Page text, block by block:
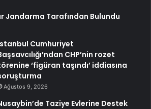
Jandarma Tarafından Bulundu
Cumhuriyet
CHP’nin rozet
‘figüran taşındı’ iddiasına
Ağustos 9, 2026
Taziye Evlerine Destek